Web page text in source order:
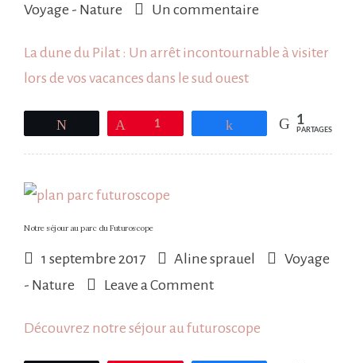
Voyage - Nature
Un commentaire
de
Dune
du
La dune du Pilat : Un arrêt incontournable à visiter
lors de vos vacances dans le sud ouest
Tweetez Épingle
1 Partagez 1
PARTAGES
Notre séjour au parc du Futuroscope
1 septembre 2017 Aline sprauel
Voyage
- Nature
Leave a Commenton
séjour
au
Découvrez notre séjour au futuroscope